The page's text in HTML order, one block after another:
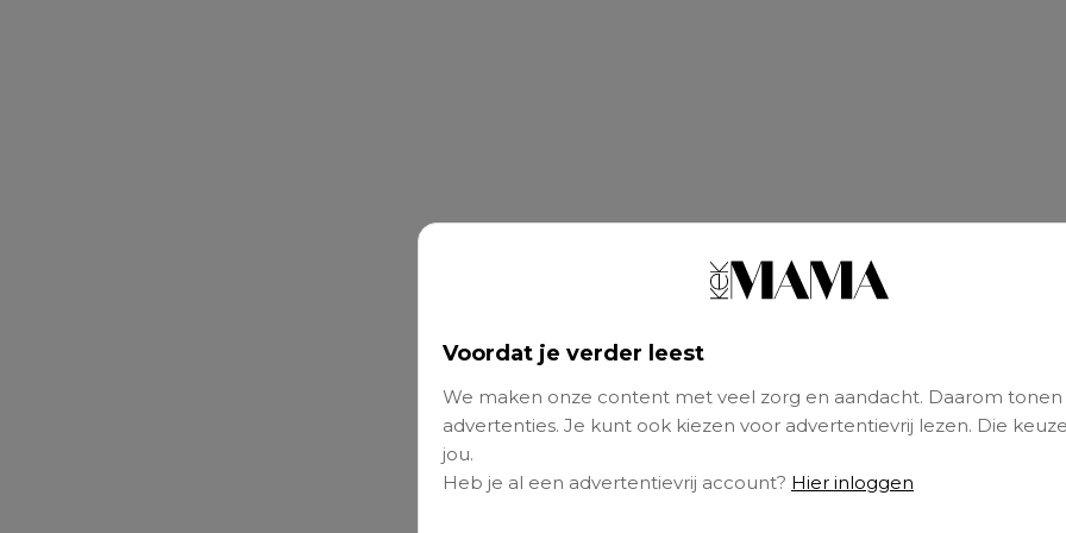
Voordat je verder leest
We maken onze content met veel zorg en aandacht. Daarom tonen
advertenties. Je kunt ook kiezen voor advertentievrij lezen. Die
jou.
Heb je al een advertentievrij account? Hier inloggen